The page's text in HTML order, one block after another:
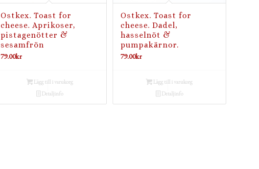
Ostkex. Toast for
cheese. Aprikoser,
pistagenötter &
sesamfrön
79.00kr
Lägg till i varukorg
Detaljinfo
Ostkex. Toast for
cheese. Dadel,
hasselnöt &
pumpakärnor.
79.00kr
Lägg till i varukorg
Detaljinfo